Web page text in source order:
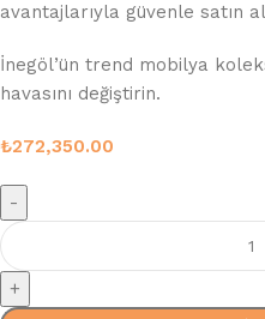
avantajlarıyla güvenle satın
İnegöl’ün trend mobilya
havasını değiştirin.
₺272,350.00